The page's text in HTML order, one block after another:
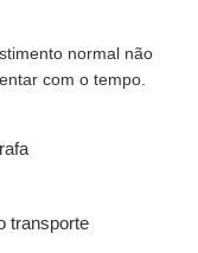
normal não
com o tempo.
transporte